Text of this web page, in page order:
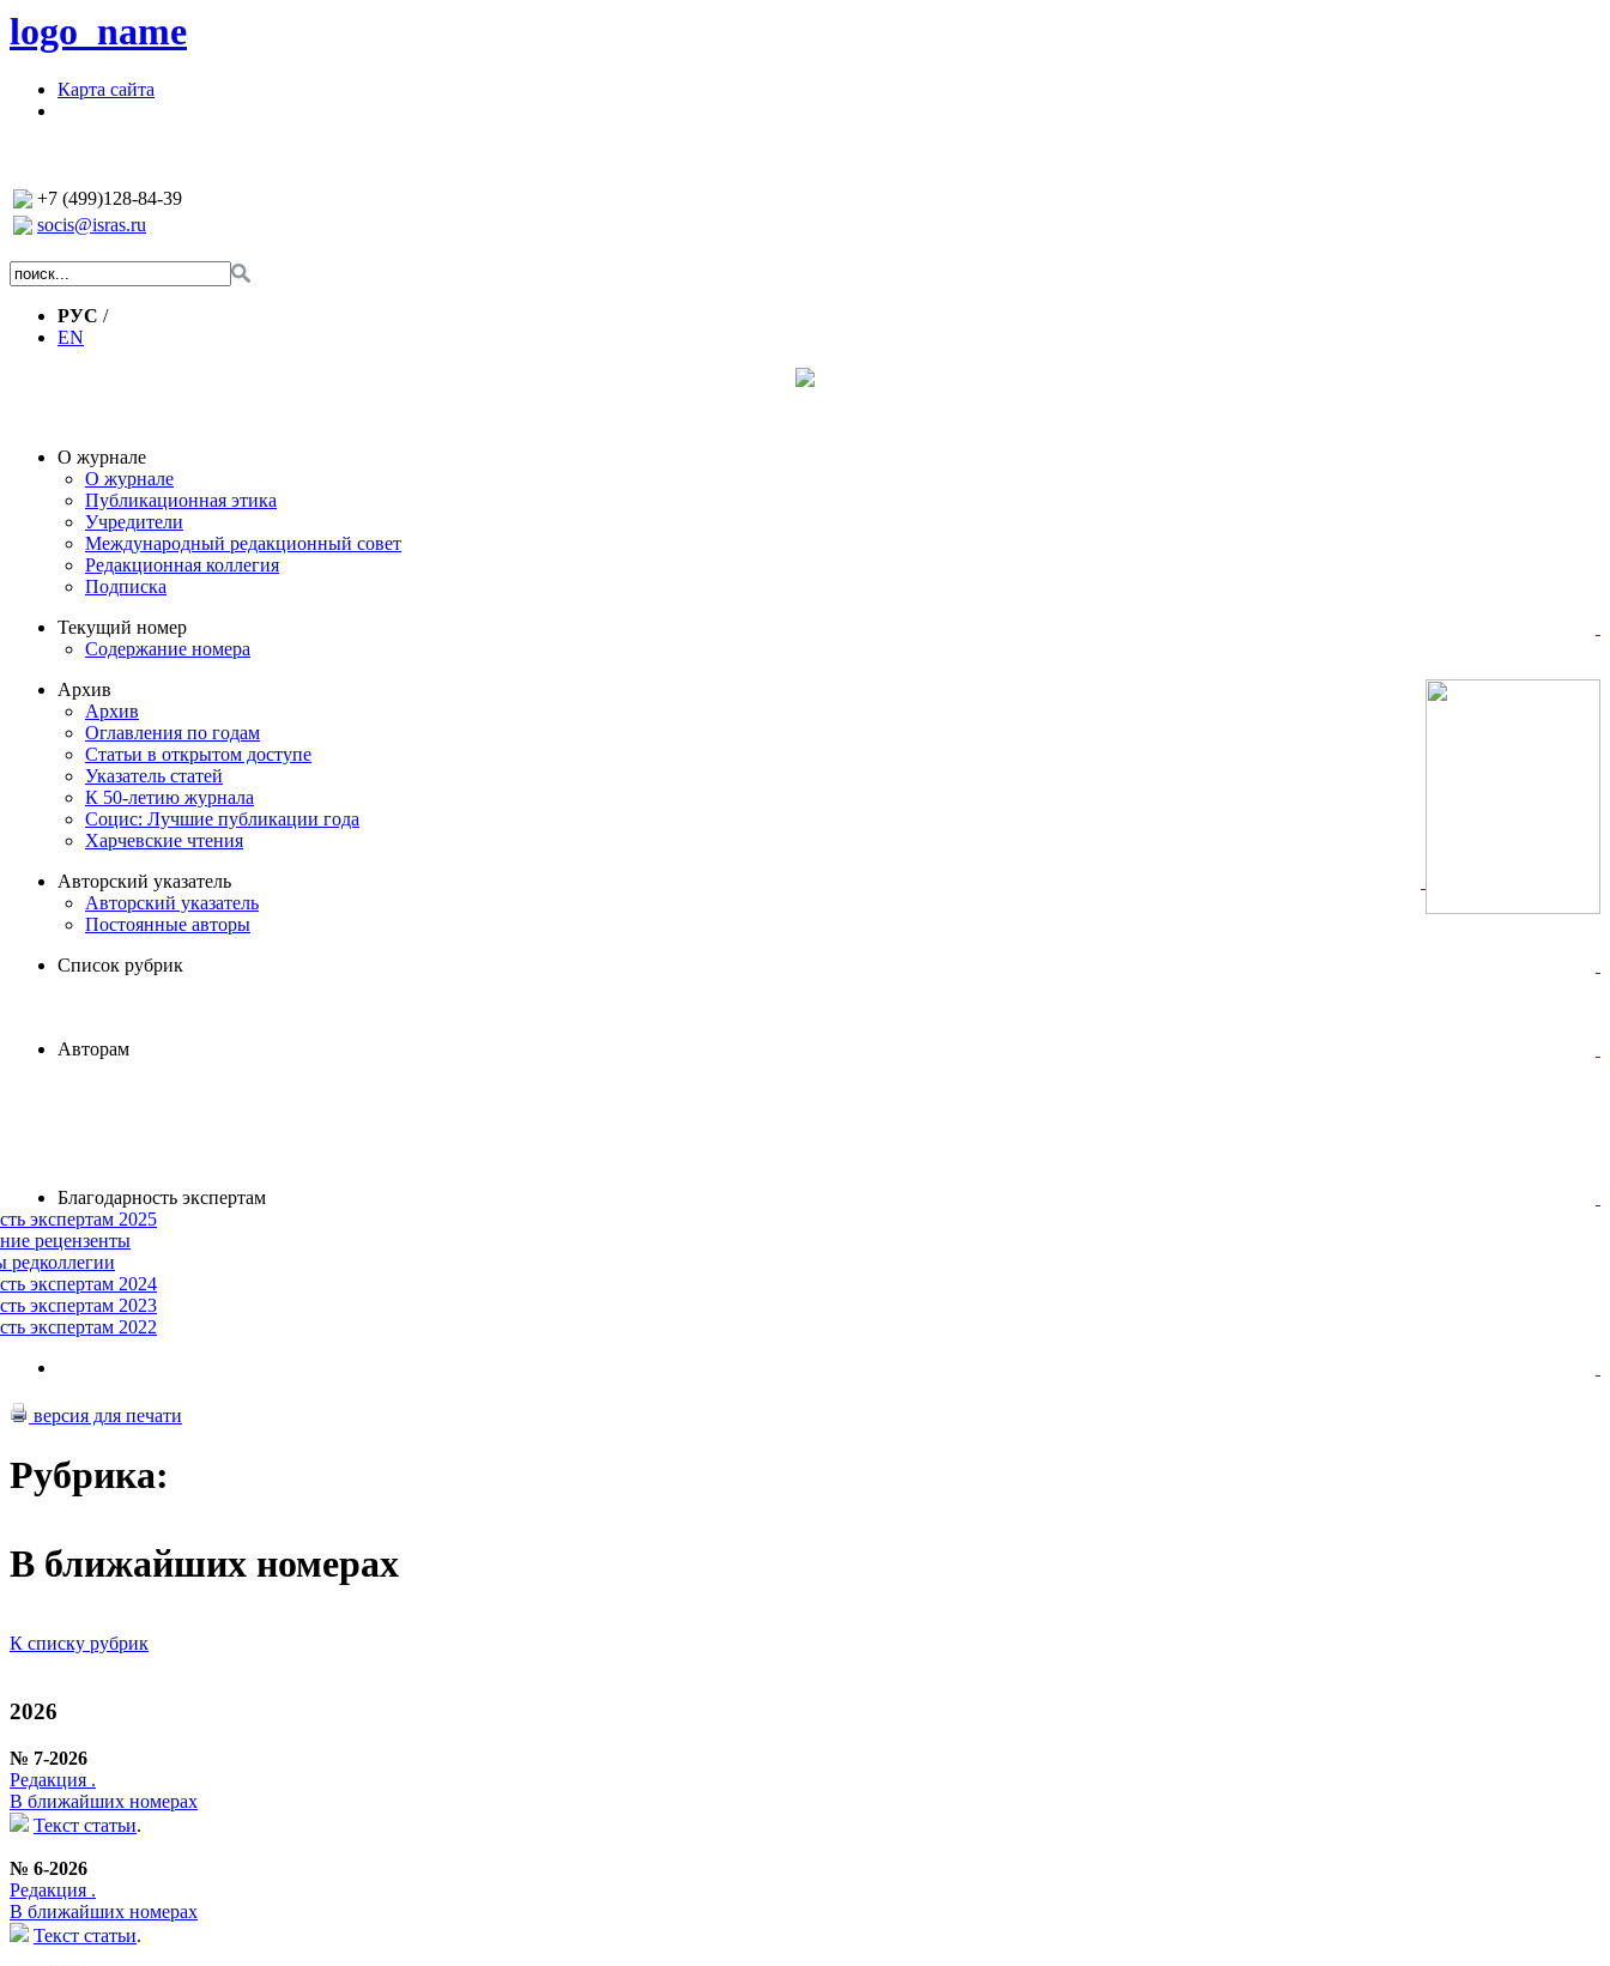
logo_name
Карта сайта
+7 (499)128-84-39
socis@isras.ru
РУС /
EN
О журнале
О журнале
Публикационная этика
Учредители
Международный редакционный совет
Редакционная коллегия
Подписка
Текущий номер
Содержание номера
Архив
Архив
Оглавления по годам
Статьи в открытом доступе
Указатель статей
К 50-летию журнала
Социс: Лучшие публикации года
Харчевские чтения
Авторский указатель
Авторский указатель
Постоянные авторы
Список рубрик
Авторам
Благодарность экспертам
экспертам 2025
рецензенты
редколлегии
экспертам 2024
экспертам 2023
экспертам 2022
версия для печати
Рубрика:
В ближайших номерах
К списку рубрик
2026
№ 7-2026
Редакция .
В ближайших номерах
Текст статьи.
№ 6-2026
Редакция .
В ближайших номерах
Текст статьи.